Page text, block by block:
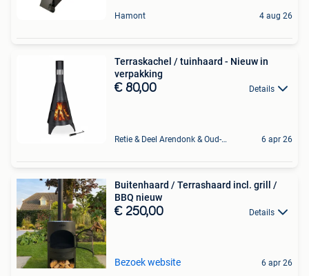
Hamont 4 aug 26
Terraskachel / tuinhaard - Nieuw in
verpakking
€ 80,00 Details
Retie & Deel Arendonk & Oud-Turnhout 6 apr 26
Buitenhaard / Terrashaard incl. grill /
BBQ nieuw
€ 250,00 Details
Bezoek website 6 apr 26